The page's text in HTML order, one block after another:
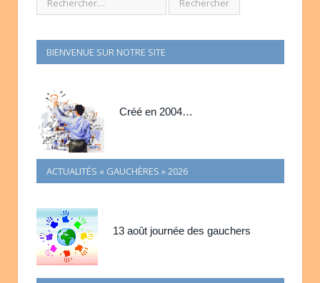
BIENVENUE SUR NOTRE SITE
Créé en 2004…
ACTUALITÉS « GAUCHÈRES » 2026
13 août journée des gauchers